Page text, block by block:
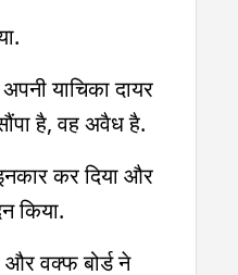
याचिका दायर
है, वह अवैध है.
कर दिया और
किया.
और वक्फ बोर्ड ने